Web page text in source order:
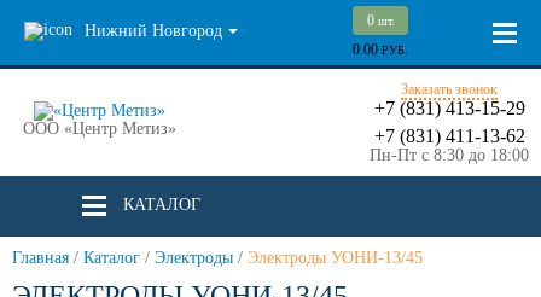
Нижний Новгород
0 шт.
0.00 РУБ.
ООО «Центр Метиз»
Заказать звонок
+7 (831) 413-15-29
+7 (831) 411-13-62
Пн-Пт с 8:30 до 18:00
КАТАЛОГ
Главная / Каталог / Электроды / Электроды УОНИ-13/45